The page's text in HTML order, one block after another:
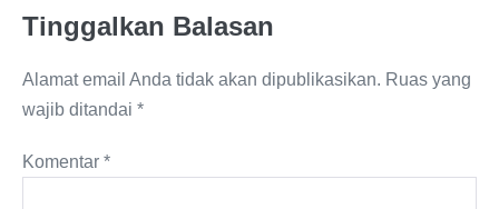
Tinggalkan Balasan
Alamat email Anda tidak akan dipublikasikan. Ruas yang
wajib ditandai *
Komentar *